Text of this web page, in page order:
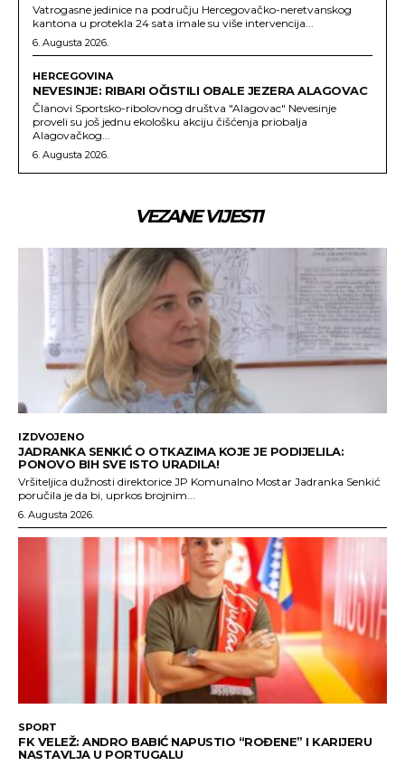
Vatrogasne jedinice na području Hercegovačko-neretvanskog
kantona u protekla 24 sata imale su više intervencija...
6. Augusta 2026.
HERCEGOVINA
NEVESINJE: RIBARI OČISTILI OBALE JEZERA ALAGOVAC
Članovi Sportsko-ribolovnog društva "Alagovac" Nevesinje
proveli su još jednu ekološku akciju čišćenja priobalja
Alagovačkog...
6. Augusta 2026.
VEZANE VIJESTI
IZDVOJENO
JADRANKA SENKIĆ O OTKAZIMA KOJE JE PODIJELILA:
PONOVO BIH SVE ISTO URADILA!
Vršiteljica dužnosti direktorice JP Komunalno Mostar Jadranka Senkić
poručila je da bi, uprkos brojnim...
6. Augusta 2026.
SPORT
FK VELEŽ: ANDRO BABIĆ NAPUSTIO “ROĐENE” I KARIJERU
NASTAVLJA U PORTUGALU